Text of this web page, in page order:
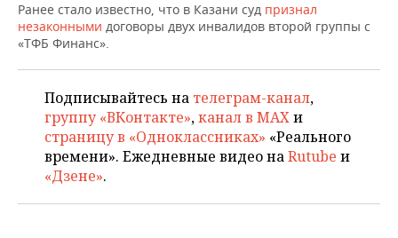
ВОДНЫЕ ВИДЫ СПОРТА
ХОККЕЙ С МЯЧОМ
ОБРАЗОВАНИЕ
ПРОИСШЕСТВИЯ
Ранее стало известно, что в Казани суд признал
незаконными договоры двух инвалидов второй группы с
«ТФБ Финанс».
Подписывайтесь на телеграм-канал,
группу «ВКонтакте»,канал в MAXи
страницу в «Одноклассниках» «Реального
времени». Ежедневные видео наRutube и
«Дзене».